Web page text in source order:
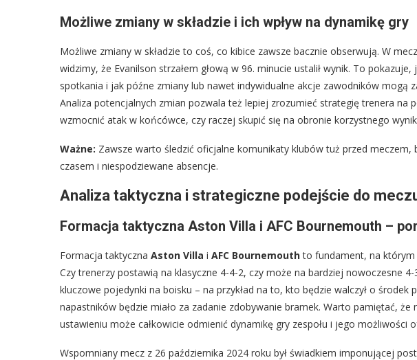
Możliwe zmiany w składzie i ich wpływ na dynamikę gry
Możliwe zmiany w składzie to coś, co kibice zawsze bacznie obserwują. W
widzimy, że Evanilson strzałem głową w 96. minucie ustalił wynik. To
spotkania i jak późne zmiany lub nawet indywidualne akcje zawodników mogą
Analiza potencjalnych zmian pozwala też lepiej zrozumieć strategię trenera na
wzmocnić atak w końcówce, czy raczej skupić się na obronie korzystnego
Ważne: Zawsze warto śledzić oficjalne komunikaty klubów tuż przed meczem,
czasem i niespodziewane absencje.
Analiza taktyczna i strategiczne podejście do
Formacja taktyczna Aston Villa i AFC Bournemouth –
Formacja taktyczna Aston Villa i AFC Bournemouthto fundament, na którym
Czy trenerzy postawią na klasyczne 4-4-2, czy może na bardziej nowoczesne
kluczowe pojedynki na boisku – na przykład na to, kto będzie walczył o środek
napastników będzie miało za zadanie zdobywanie bramek. Warto pamiętać,
ustawieniu może całkowicie odmienić dynamikę gry zespołu i jego możliwości
Wspomniany mecz z 26 października 2024 roku był świadkiem imponującej